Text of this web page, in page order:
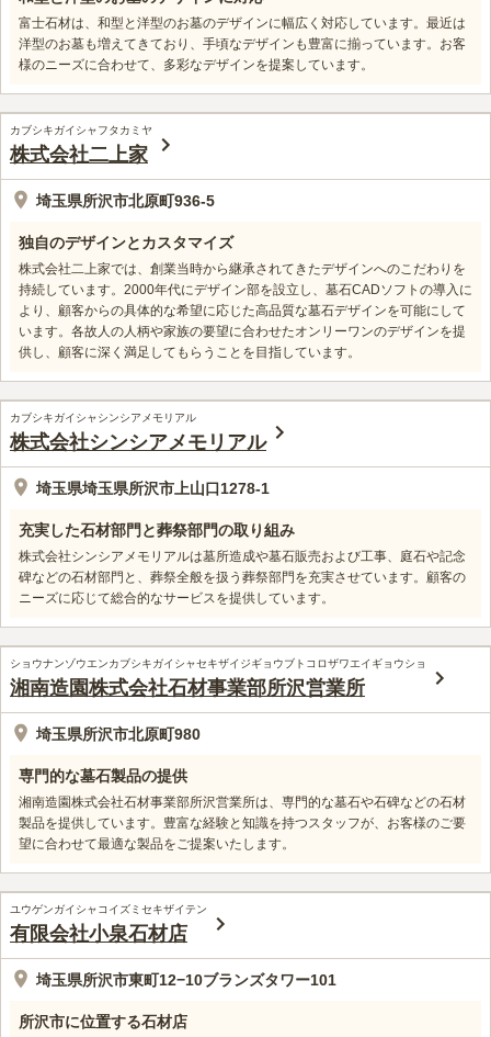
富士石材は、和型と洋型のお墓のデザインに幅広く対応しています。最近は
洋型のお墓も増えてきており、手頃なデザインも豊富に揃っています。お客
様のニーズに合わせて、多彩なデザインを提案しています。
カブシキガイシャフタカミヤ
株式会社二上家
埼玉県所沢市北原町936-5
独自のデザインとカスタマイズ
株式会社二上家では、創業当時から継承されてきたデザインへのこだわりを
持続しています。2000年代にデザイン部を設立し、墓石CADソフトの導入に
より、顧客からの具体的な希望に応じた高品質な墓石デザインを可能にして
います。各故人の人柄や家族の要望に合わせたオンリーワンのデザインを提
供し、顧客に深く満足してもらうことを目指しています。
カブシキガイシャシンシアメモリアル
株式会社シンシアメモリアル
埼玉県埼玉県所沢市上山口1278-1
充実した石材部門と葬祭部門の取り組み
株式会社シンシアメモリアルは墓所造成や墓石販売および工事、庭石や記念
碑などの石材部門と、葬祭全般を扱う葬祭部門を充実させています。顧客の
ニーズに応じて総合的なサービスを提供しています。
ショウナンゾウエンカブシキガイシャセキザイジギョウブトコロザワエイギョウショ
湘南造園株式会社石材事業部所沢営業所
埼玉県所沢市北原町980
専門的な墓石製品の提供
湘南造園株式会社石材事業部所沢営業所は、専門的な墓石や石碑などの石材
製品を提供しています。豊富な経験と知識を持つスタッフが、お客様のご要
望に合わせて最適な製品をご提案いたします。
ユウゲンガイシャコイズミセキザイテン
有限会社小泉石材店
埼玉県所沢市東町12−10ブランズタワー101
所沢市に位置する石材店